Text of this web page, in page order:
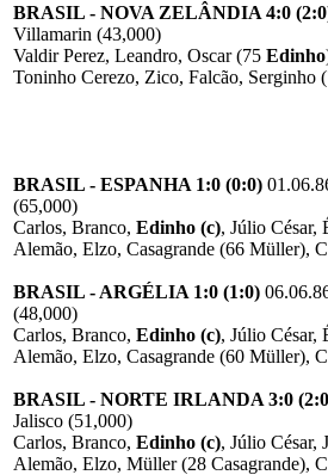
BRASIL - NOVA ZELÂNDIA 4:0
Villamarin (43,000)
Valdir Perez, Leandro, Oscar (75 Edinho
Toninho Cerezo, Zico, Falcão, Serginho
BRASIL - ESPANHA 1:0 (0:0)
(65,000)
Carlos, Branco, Edinho (c), Júlio César,
Alemão, Elzo, Casagrande (66 Müller),
BRASIL - ARGÉLIA 1:0 (1:0)
(48,000)
Carlos, Branco, Edinho (c), Júlio César,
Alemão, Elzo, Casagrande (60 Müller),
BRASIL - NORTE IRLANDA 3:0
Jalisco (51,000)
Carlos, Branco, Edinho (c), Júlio César,
Alemão, Elzo, Müller (28 Casagrande),